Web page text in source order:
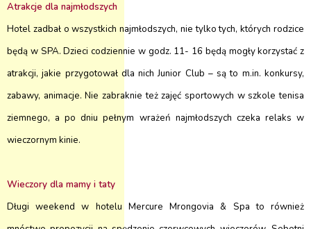
Atrakcje dla najmłodszych
Hotel zadbał o wszystkich najmłodszych, nie tylko tych, których rodzice
będą w SPA. Dzieci codziennie w godz. 11- 16 będą mogły korzystać z
atrakcji, jakie przygotował dla nich Junior Club – są to m.in. konkursy,
zabawy, animacje. Nie zabraknie też zajęć sportowych w szkole tenisa
ziemnego, a po dniu pełnym wrażeń najmłodszych czeka relaks w
wieczornym kinie.
Wieczory dla mamy i taty
Długi weekend w hotelu Mercure Mrongovia & Spa to również